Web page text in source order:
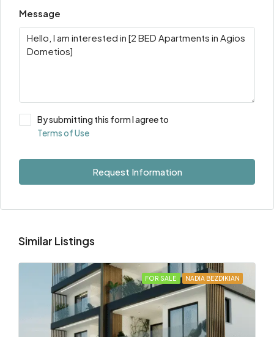
Message
By submitting this form I agree to
Terms of Use
Request Information
Similar Listings
FOR SALE NADIA BEZDIKIAN